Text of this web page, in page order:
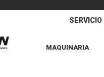
SERVICIO
MAQUINARIA